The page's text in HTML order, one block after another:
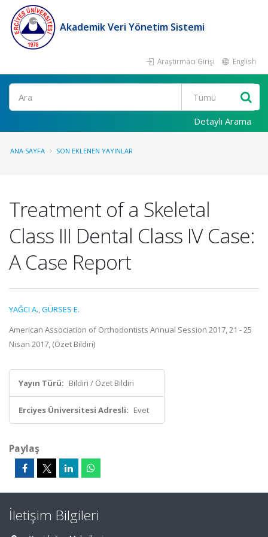
Akademik Veri Yönetim Sistemi
Araştırmacı Girişi English
Ara
Detaylı Arama
ANA SAYFA SON EKLENEN YAYINLAR
Treatment of a Skeletal
Class III Dental Class IV Case:
A Case Report
YAĞCI A.,GÜRSES E.
American Association of Orthodontists Annual Session 2017, 21 - 25
Nisan 2017, (Özet Bildiri)
Yayın Türü: Bildiri / Özet Bildiri
Erciyes Üniversitesi Adresli: Evet
Paylaş
İletişim Bilgileri